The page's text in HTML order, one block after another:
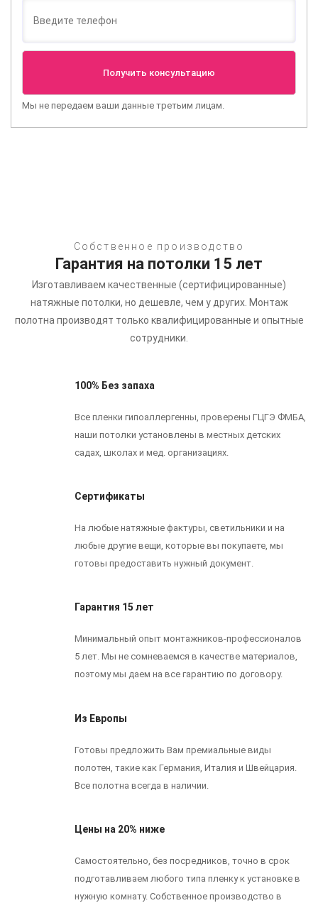
Мы не передаем ваши данные третьим лицам.
Собственное производство
Гарантия на потолки 15 лет
Изготавливаем качественные (сертифицированные)
натяжные потолки, но дешевле, чем у других. Монтаж
полотна производят только квалифицированные и опытные
сотрудники.
100% Без запаха
Все пленки гипоаллергенны, проверены ГЦГЭ ФМБА,
наши потолки установлены в местных детских
садах, школах и мед. организациях.
Сертификаты
На любые натяжные фактуры, светильники и на
любые другие вещи, которые вы покупаете, мы
готовы предоставить нужный документ.
Гарантия 15 лет
Минимальный опыт монтажников-профессионалов
5 лет. Мы не сомневаемся в качестве материалов,
поэтому мы даем на все гарантию по договору.
Из Европы
Готовы предложить Вам премиальные виды
полотен, такие как Германия, Италия и Швейцария.
Все полотна всегда в наличии.
Цены на 20% ниже
Самостоятельно, без посредников, точно в срок
подготавливаем любого типа пленку к установке в
нужную комнату. Собственное производство в